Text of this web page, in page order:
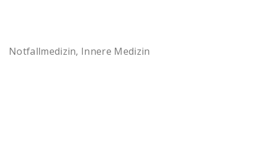
Notfallmedizin, Innere Medizin